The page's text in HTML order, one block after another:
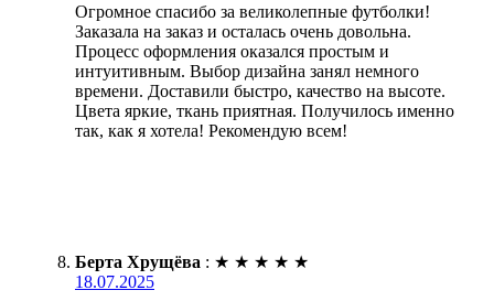
Огромное спасибо за великолепные футболки!
Заказала на заказ и осталась очень довольна.
Процесс оформления оказался простым и
интуитивным. Выбор дизайна занял немного
времени. Доставили быстро, качество на высоте.
Цвета яркие, ткань приятная. Получилось именно
так, как я хотела! Рекомендую всем!
Берта Хрущёва : ★ ★ ★ ★ ★
18.07.2025